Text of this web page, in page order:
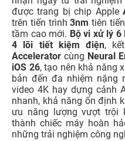
được trang bị chip Apple
trên tiến trình3nm tiên
tầm cao mới. Bộ vi xử lý 6
4 lõi tiết kiệm điện,
Acceleratorcùng Neural
iOS 26, tạo nên khả năng
bản đến đa nhiệm nặng
video 4K hay dựng cảnh
nhanh, khả năng ổn định
ưu năng lượng vượt trội
thành chiếc máy hoàn
những trải nghiệm công